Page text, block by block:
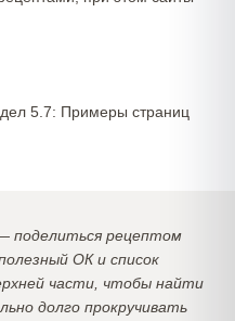
5.7: Примеры страниц
поделиться рецептом
ОК и список
части, чтобы найти
долго прокручивать